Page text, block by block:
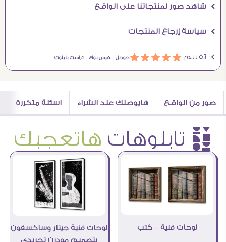
Ö شاهد صور لمنتجاتنا على الواقع
Ö سياسة إرجاع المنتجات
Ö تقييم áááááجوجل –فيس بوك –تراست بايلوت
صور من الواقع هايوصلك عند الشراء اسئلة متكررة
è تابلوهات هاتعجبك
لوحات فنية – كتب
لوحات فنية جيتار وساكسفون